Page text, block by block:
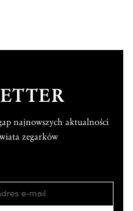
najnowszych aktualności
zegarków